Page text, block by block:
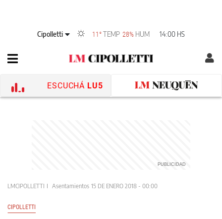
Cipolletti 11°TEMP 28% HUM 14:00 HS
ESCUCHÁ LU5
LMCIPOLLETTI Asentamientos 15 DE ENERO 2018 - 00:00
CIPOLLETTI